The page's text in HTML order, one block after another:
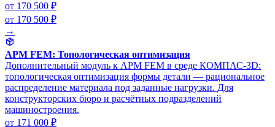
от 170 500 ₽
от 170 500 ₽
→
APM FEM: Топологическая оптимизация
Дополнительный модуль к APM FEM в среде КОМПАС-3D:
топологическая оптимизация формы детали — рациональное
распределение материала под заданные нагрузки. Для
конструкторских бюро и расчётных подразделений
машиностроения.
от 171 000 ₽